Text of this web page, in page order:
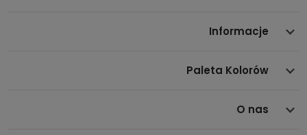
Informacje
Paleta Kolorów
O nas